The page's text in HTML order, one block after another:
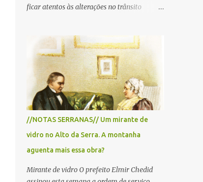
ficar atentos às alterações no trânsito
realização do L'Étape Serra Negra by Tour
de France presented by Nubank.
Considerado o principal circuito de ciclismo
amador da América Latina, o evento reunirá
atletas de diferentes regiões do país e terá
percursos passando pelos municípios de
Serra Negra, Amparo, Monte Alegre do Sul,
Lindoia e Socorro. Para garantir a segurança
dos participantes e do público, diversos
trechos de rodovias e estradas da região
longo da prova. A largada será na Rua
//NOTAS SERRANAS// Um mirante de
vidro no Alto da Serra. A montanha
aguenta mais essa obra?
Mirante de vidro O prefeito Elmir Chedid